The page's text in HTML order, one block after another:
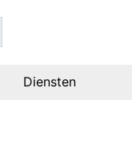
Diensten